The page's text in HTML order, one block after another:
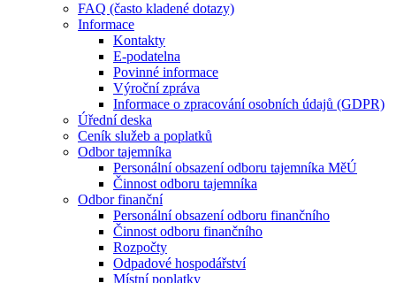
FAQ (často kladené dotazy)
Informace
Kontakty
E-podatelna
Povinné informace
Výroční zpráva
Informace o zpracování osobních údajů (GDPR)
Úřední deska
Ceník služeb a poplatků
Odbor tajemníka
Personální obsazení odboru tajemníka MěÚ
Činnost odboru tajemníka
Odbor finanční
Personální obsazení odboru finančního
Činnost odboru finančního
Rozpočty
Odpadové hospodářství
Místní poplatky